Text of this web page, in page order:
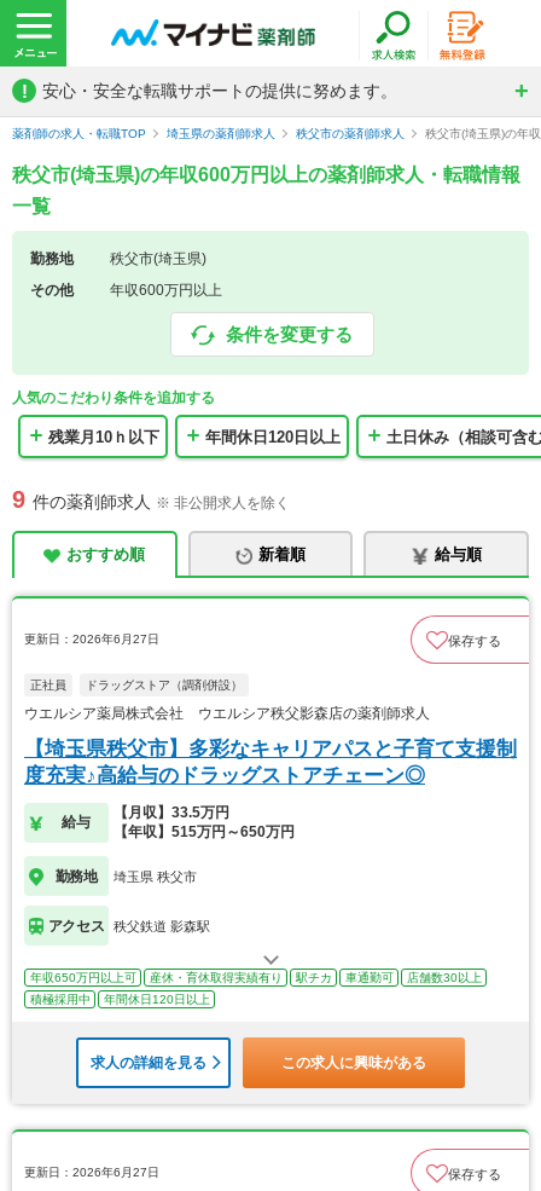
! 安心・安全な転職サポートの提供に努めます。
薬剤師の求人・転職TOP 埼玉県の薬剤師求人 秩父市の薬剤師求人 秩父市(埼玉県)の年
秩父市(埼玉県)の年収600万円以上の薬剤師求人・転職情報
一覧
勤務地
秩父市(埼玉県)
その他
年収600万円以上
条件を変更する
人気のこだわり条件を追加する
残業月10ｈ以下 年間休日120日以上 土日休み（相談可含
9 件の薬剤師求人 ※ 非公開求人を除く
おすすめ順 新着順 給与順
更新日：2026年6月27日 保存する
正社員 ドラッグストア（調剤併設）
ウエルシア薬局株式会社 ウエルシア秩父影森店の薬剤師求人
【埼玉県秩父市】多彩なキャリアパスと子育て支援制
度充実♪高給与のドラッグストアチェーン◎
給与
【月収】33.5万円
【年収】515万円～650万円
勤務地 埼玉県 秩父市
アクセス 秩父鉄道 影森駅
年収650万円以上可 産休・育休取得実績有り 駅チカ 車通勤可
店舗数30以上
積極採用中
年間休日120日以上
求人の詳細を見る この求人に興味がある
更新日：2026年6月27日 保存する